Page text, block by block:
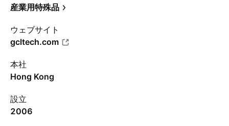
産業用特殊品
ウェブサイト
gcltech.com
本社
Hong Kong
設立
2006